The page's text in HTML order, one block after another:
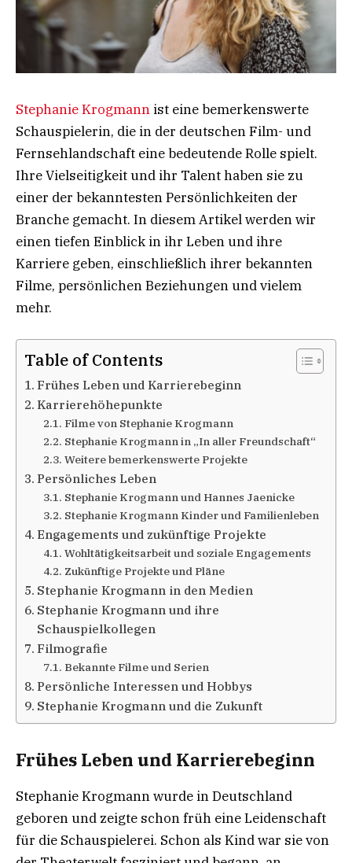
Stephanie Krogmann ist eine bemerkenswerte
Schauspielerin, die in der deutschen Film- und
Fernsehlandschaft eine bedeutende Rolle spielt.
Ihre Vielseitigkeit und ihr Talent haben sie zu
einer der bekanntesten Persönlichkeiten der
Branche gemacht. In diesem Artikel werden wir
einen tiefen Einblick in ihr Leben und ihre
Karriere geben, einschließlich ihrer bekannten
Filme, persönlichen Beziehungen und vielem
mehr.
Table of Contents
Frühes Leben und Karrierebeginn
Karrierehöhepunkte
Filme von Stephanie Krogmann
Stephanie Krogmann in „In aller Freundschaft“
Weitere bemerkenswerte Projekte
Persönliches Leben
Stephanie Krogmann und Hannes Jaenicke
Stephanie Krogmann Kinder und Familienleben
Engagements und zukünftige Projekte
Wohltätigkeitsarbeit und soziale Engagements
Zukünftige Projekte und Pläne
Stephanie Krogmann in den Medien
Stephanie Krogmann und ihre
Schauspielkollegen
Filmografie
Bekannte Filme und Serien
Persönliche Interessen und Hobbys
Stephanie Krogmann und die Zukunft
Frühes Leben und Karrierebeginn
Stephanie Krogmann wurde in Deutschland
geboren und zeigte schon früh eine Leidenschaft
für die Schauspielerei. Schon als Kind war sie von